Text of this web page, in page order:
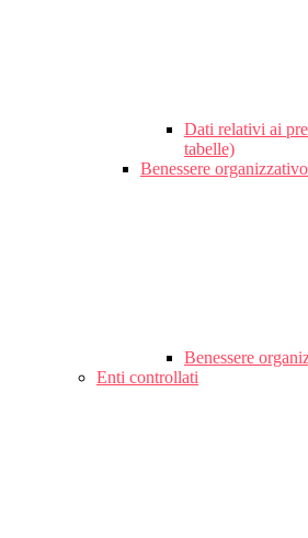
Dati relativi ai
tabelle)
Benessere organizzativo
Benessere
Enti controllati